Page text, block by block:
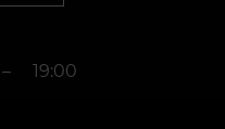
– 19:00